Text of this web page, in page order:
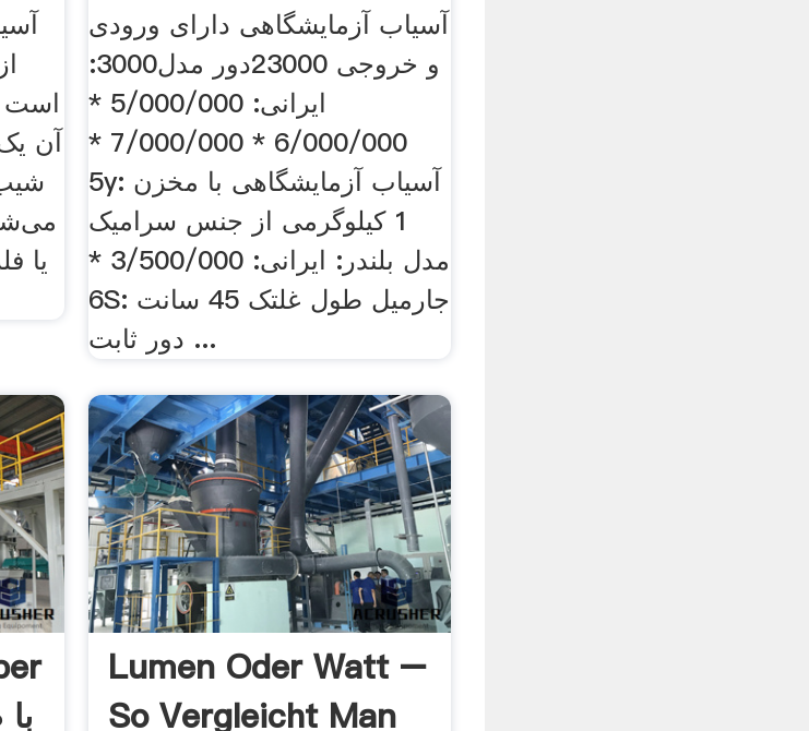
آن
یا
آسیاب آزمایشگاهی دارای ورودی
و خروجی 23000دور مدل3000:
ایرانی: 5/000/000 *
6/000/000 * 7/000/000 *
5y: آسیاب آزمایشگاهی با مخزن
1 کیلوگرمی از جنس سرامیک
مدل بلندر: ایرانی: 3/500/000 *
6S: جارمیل طول غلتک 45 سانت
دور ثابت ...
Lumen Oder Watt –
So Vergleicht Man